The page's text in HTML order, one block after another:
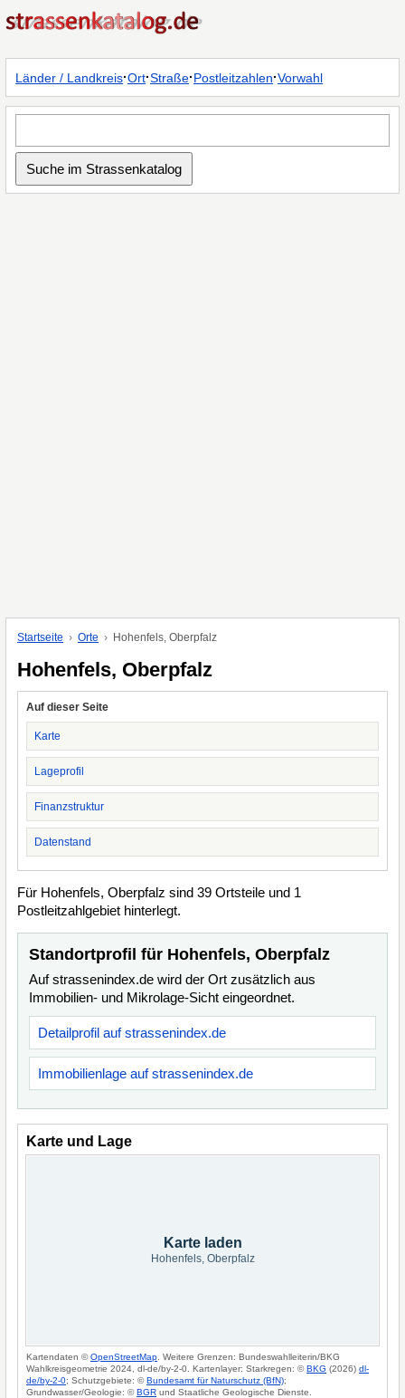
Länder / Landkreis·Ort·Straße·Postleitzahlen·Vorwahl
Startseite Orte Hohenfels, Oberpfalz
Hohenfels, Oberpfalz
Auf dieser Seite
Karte
Lageprofil
Finanzstruktur
Datenstand
Für Hohenfels, Oberpfalz sind 39 Ortsteile und 1
Postleitzahlgebiet hinterlegt.
Standortprofil für Hohenfels, Oberpfalz
Auf strassenindex.de wird der Ort zusätzlich aus
Immobilien- und Mikrolage-Sicht eingeordnet.
Detailprofil auf strassenindex.de
Immobilienlage auf strassenindex.de
Karte und Lage
Karte laden
Hohenfels, Oberpfalz
Kartendaten ©OpenStreetMap . Weitere Grenzen: Bundeswahlleiterin/BKG
Wahlkreisgeometrie 2024, dl-de/by-2-0. Kartenlayer: Starkregen: ©BKG (2026) dl-
de/by-2-0; Schutzgebiete: ©Bundesamt für Naturschutz (BfN);
Grundwasser/Geologie: ©BGR und Staatliche Geologische Dienste.